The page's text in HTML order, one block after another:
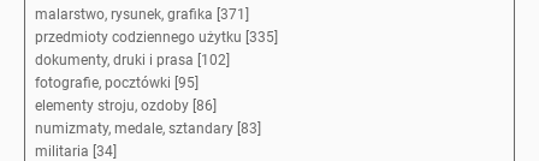
malarstwo, rysunek, grafika [371]
przedmioty codziennego użytku [335]
dokumenty, druki i prasa [102]
fotografie, pocztówki [95]
elementy stroju, ozdoby [86]
numizmaty, medale, sztandary [83]
militaria [34]